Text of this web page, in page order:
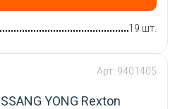
19 шт.
Арт: 9401405
YONG Rexton